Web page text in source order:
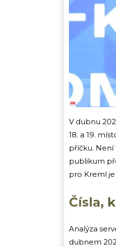
V dubnu
18. a 19.
příčku. Není
publikum
pro Kreml je
Čísla,
Analýza
dubnem